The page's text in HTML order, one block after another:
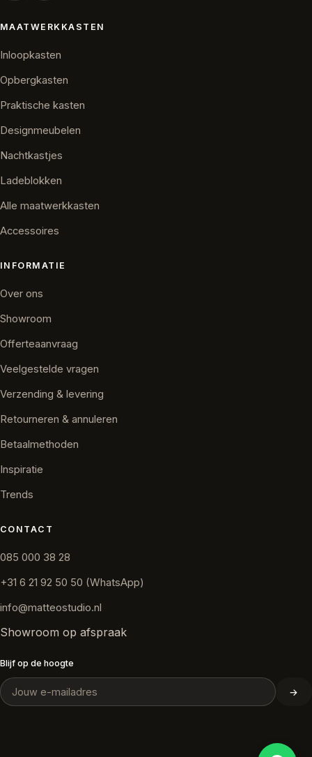
MAATWERKKASTEN
Inloopkasten
Opbergkasten
Praktische kasten
Designmeubelen
Nachtkastjes
Ladeblokken
Alle maatwerkkasten
Accessoires
INFORMATIE
Over ons
Showroom
Offerteaanvraag
Veelgestelde vragen
Verzending & levering
Retourneren & annuleren
Betaalmethoden
Inspiratie
Trends
CONTACT
085 000 38 28
+31 6 21 92 50 50 (WhatsApp)
info@matteostudio.nl
Showroom op afspraak
Blijf op de hoogte
→